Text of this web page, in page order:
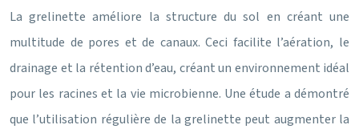
La grelinette améliore la structure du sol en créant une
multitude de pores et de canaux. Ceci facilite l’aération, le
drainage et la rétention d’eau, créant un environnement idéal
pour les racines et la vie microbienne. Une étude a démontré
que l’utilisation régulière de la grelinette peut augmenter la